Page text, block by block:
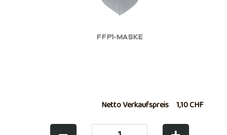
FFP1-MASKE
Netto Verkaufspreis 1,10 CHF